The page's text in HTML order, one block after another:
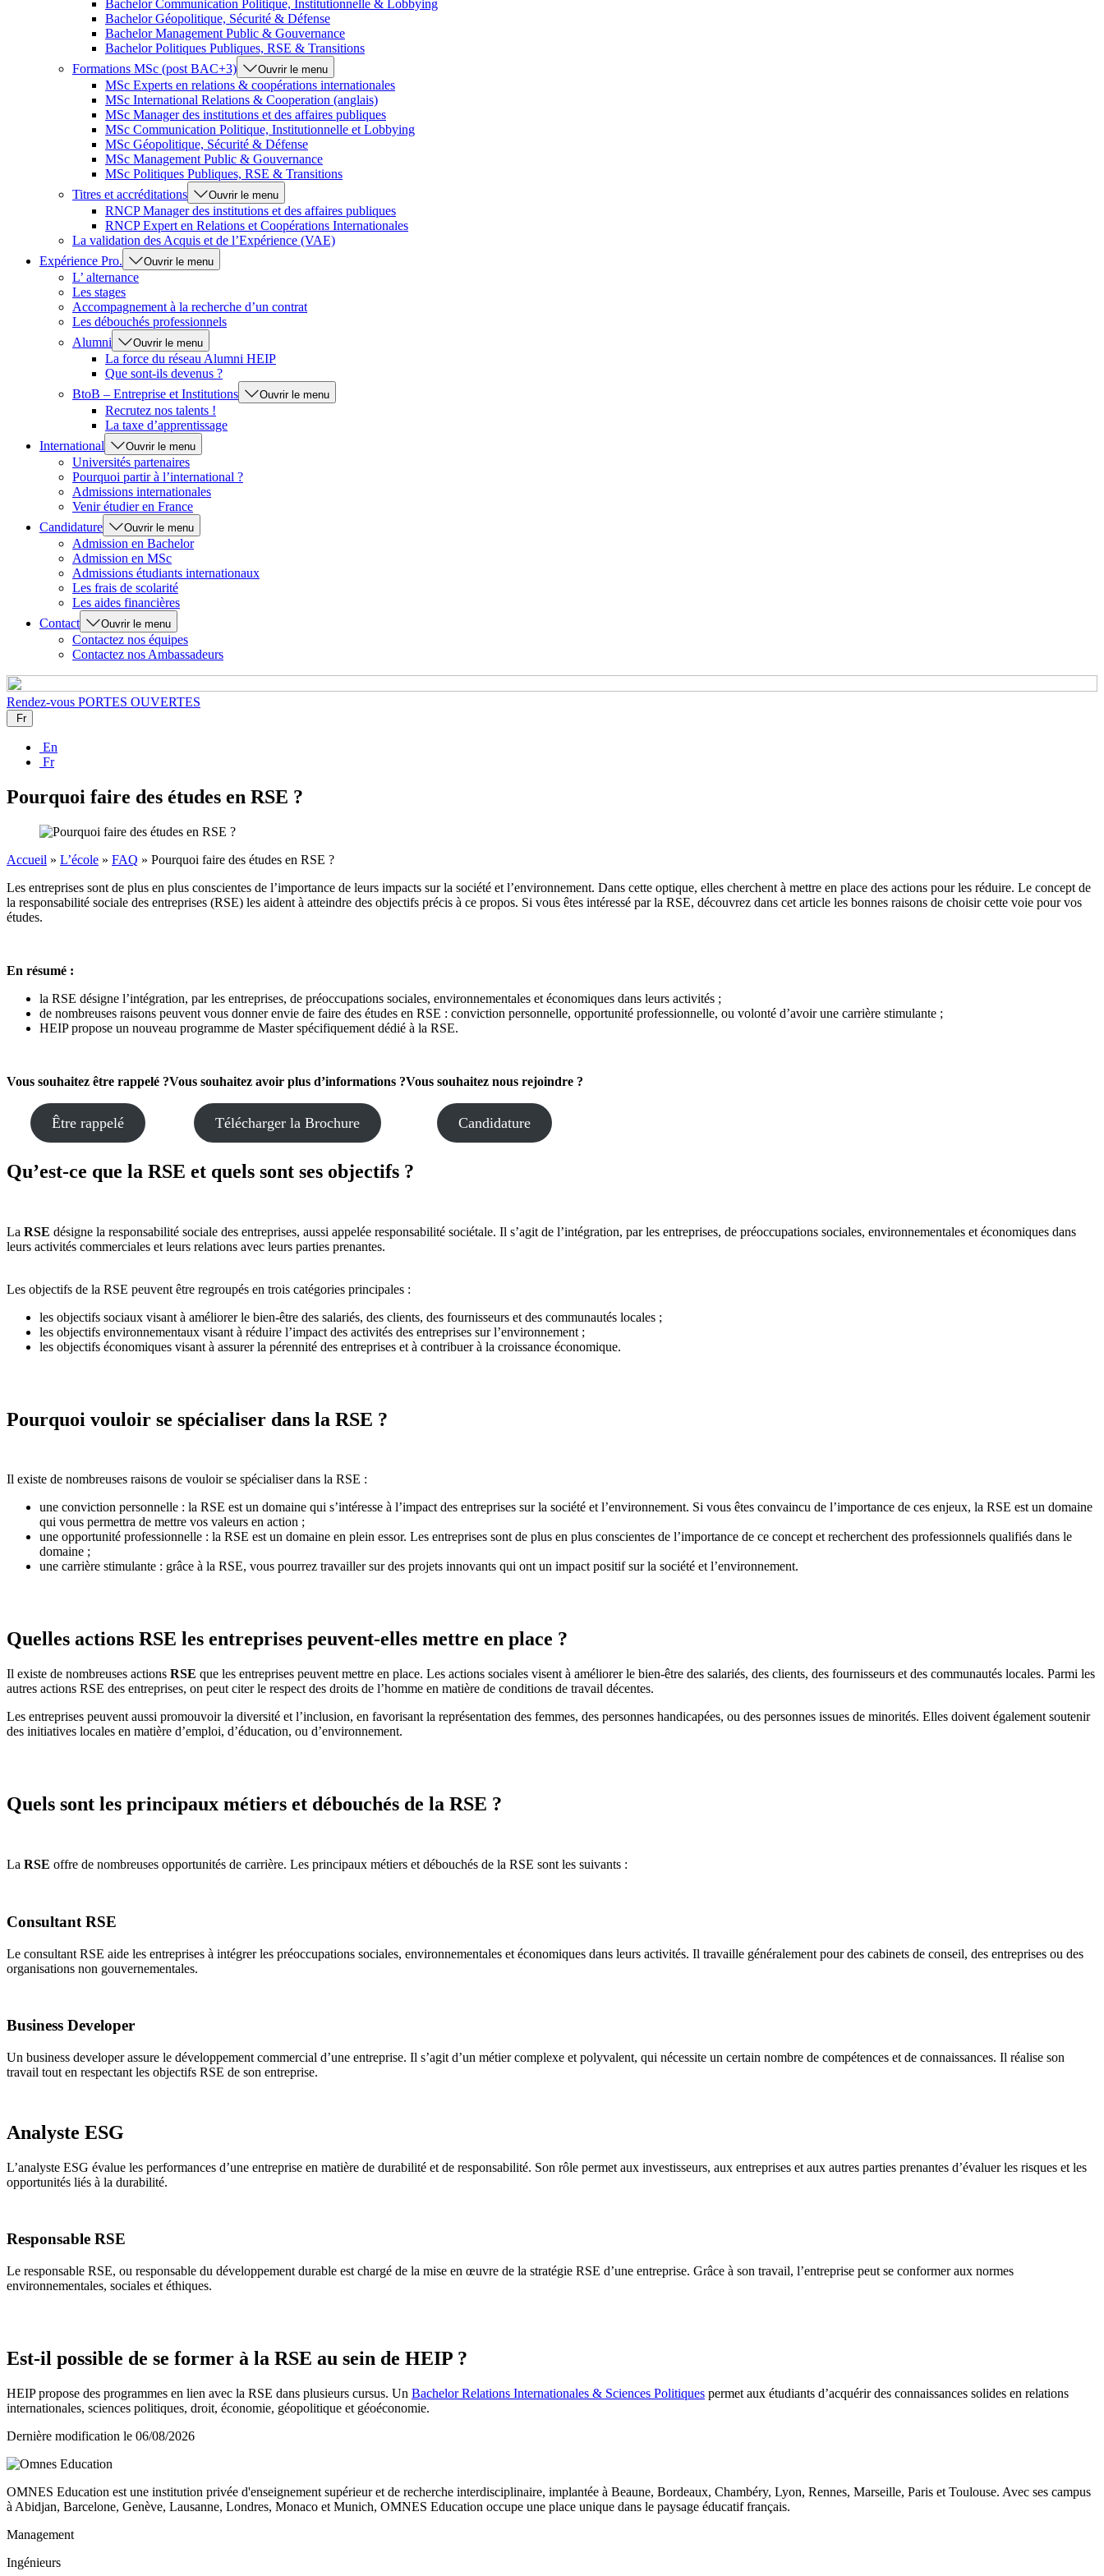
Bachelor Communication Politique, Institutionnelle & Lobbying
Bachelor Géopolitique, Sécurité & Défense
Bachelor Management Public & Gouvernance
Bachelor Politiques Publiques, RSE & Transitions
Formations MSc (post BAC+3)
Ouvrir le menu
MSc Experts en relations & coopérations internationales
MSc International Relations & Cooperation (anglais)
MSc Manager des institutions et des affaires publiques
MSc Communication Politique, Institutionnelle et Lobbying
MSc Géopolitique, Sécurité & Défense
MSc Management Public & Gouvernance
MSc Politiques Publiques, RSE & Transitions
Titres et accréditations
Ouvrir le menu
RNCP Manager des institutions et des affaires publiques
RNCP Expert en Relations et Coopérations Internationales
La validation des Acquis et de l’Expérience (VAE)
Expérience Pro.
Ouvrir le menu
L’ alternance
Les stages
Accompagnement à la recherche d’un contrat
Les débouchés professionnels
Alumni
Ouvrir le menu
La force du réseau Alumni HEIP
Que sont-ils devenus ?
BtoB – Entreprise et Institutions
Ouvrir le menu
Recrutez nos talents !
La taxe d’apprentissage
International
Ouvrir le menu
Universités partenaires
Pourquoi partir à l’international ?
Admissions internationales
Venir étudier en France
Candidature
Ouvrir le menu
Admission en Bachelor
Admission en MSc
Admissions étudiants internationaux
Les frais de scolarité
Les aides financières
Contact
Ouvrir le menu
Contactez nos équipes
Contactez nos Ambassadeurs
Rendez-vous PORTES OUVERTES
Fr
En
Fr
Pourquoi faire des études en RSE ?
Accueil » L’école » FAQ » Pourquoi faire des études en RSE ?
Les entreprises sont de plus en plus conscientes de l’importance de leurs impacts sur la société et l’environnement. Dans cette optique, elles cherchent à mettre en place des actions pour les réduire. Le concept de
la responsabilité sociale des entreprises (RSE) les aident à atteindre des objectifs précis à ce propos. Si vous êtes intéressé par la RSE, découvrez dans cet article les bonnes raisons de choisir cette voie pour vos
études.
En résumé :
la RSE désigne l’intégration, par les entreprises, de préoccupations sociales, environnementales et économiques dans leurs activités ;
de nombreuses raisons peuvent vous donner envie de faire des études en RSE : conviction personnelle, opportunité professionnelle, ou volonté d’avoir une carrière stimulante ;
HEIP propose un nouveau programme de Master spécifiquement dédié à la RSE.
Vous souhaitez être rappelé ?
Être rappelé
Vous souhaitez avoir plus d’informations ?
Télécharger la Brochure
Vous souhaitez nous rejoindre ?
Candidature
Qu’est-ce que la RSE et quels sont ses objectifs ?
La RSE désigne la responsabilité sociale des entreprises, aussi appelée responsabilité sociétale. Il s’agit de l’intégration, par les entreprises, de préoccupations sociales, environnementales et économiques dans
leurs activités commerciales et leurs relations avec leurs parties prenantes.
Les objectifs de la RSE peuvent être regroupés en trois catégories principales :
les objectifs sociaux visant à améliorer le bien-être des salariés, des clients, des fournisseurs et des communautés locales ;
les objectifs environnementaux visant à réduire l’impact des activités des entreprises sur l’environnement ;
les objectifs économiques visant à assurer la pérennité des entreprises et à contribuer à la croissance économique.
Pourquoi vouloir se spécialiser dans la RSE ?
Il existe de nombreuses raisons de vouloir se spécialiser dans la RSE :
une conviction personnelle : la RSE est un domaine qui s’intéresse à l’impact des entreprises sur la société et l’environnement. Si vous êtes convaincu de l’importance de ces enjeux, la RSE est un domaine
qui vous permettra de mettre vos valeurs en action ;
une opportunité professionnelle : la RSE est un domaine en plein essor. Les entreprises sont de plus en plus conscientes de l’importance de ce concept et recherchent des professionnels qualifiés dans le
domaine ;
une carrière stimulante : grâce à la RSE, vous pourrez travailler sur des projets innovants qui ont un impact positif sur la société et l’environnement.
Quelles actions RSE les entreprises peuvent-elles mettre en place ?
Il existe de nombreuses actions RSE que les entreprises peuvent mettre en place. Les actions sociales visent à améliorer le bien-être des salariés, des clients, des fournisseurs et des communautés locales. Parmi les
autres actions RSE des entreprises, on peut citer le respect des droits de l’homme en matière de conditions de travail décentes.
Les entreprises peuvent aussi promouvoir la diversité et l’inclusion, en favorisant la représentation des femmes, des personnes handicapées, ou des personnes issues de minorités. Elles doivent également soutenir
des initiatives locales en matière d’emploi, d’éducation, ou d’environnement.
Quels sont les principaux métiers et débouchés de la RSE ?
La RSE offre de nombreuses opportunités de carrière. Les principaux métiers et débouchés de la RSE sont les suivants :
Consultant RSE
Le consultant RSE aide les entreprises à intégrer les préoccupations sociales, environnementales et économiques dans leurs activités. Il travaille généralement pour des cabinets de conseil, des entreprises ou des
organisations non gouvernementales.
Business Developer
Un business developer assure le développement commercial d’une entreprise. Il s’agit d’un métier complexe et polyvalent, qui nécessite un certain nombre de compétences et de connaissances. Il réalise son
travail tout en respectant les objectifs RSE de son entreprise.
Analyste ESG
L’analyste ESG évalue les performances d’une entreprise en matière de durabilité et de responsabilité. Son rôle permet aux investisseurs, aux entreprises et aux autres parties prenantes d’évaluer les risques et les
opportunités liés à la durabilité.
Responsable RSE
Le responsable RSE, ou responsable du développement durable est chargé de la mise en œuvre de la stratégie RSE d’une entreprise. Grâce à son travail, l’entreprise peut se conformer aux normes
environnementales, sociales et éthiques.
Est-il possible de se former à la RSE au sein de HEIP ?
HEIP propose des programmes en lien avec la RSE dans plusieurs cursus. Un Bachelor Relations Internationales & Sciences Politiques permet aux étudiants d’acquérir des connaissances solides en relations
internationales, sciences politiques, droit, économie, géopolitique et géoéconomie.
Dernière modification le 06/08/2026
OMNES Education est une institution privée d'enseignement supérieur et de recherche interdisciplinaire, implantée à Beaune, Bordeaux, Chambéry, Lyon, Rennes, Marseille, Paris et Toulouse. Avec ses campus
à Abidjan, Barcelone, Genève, Lausanne, Londres, Monaco et Munich, OMNES Education occupe une place unique dans le paysage éducatif français.
Management
Ingénieurs